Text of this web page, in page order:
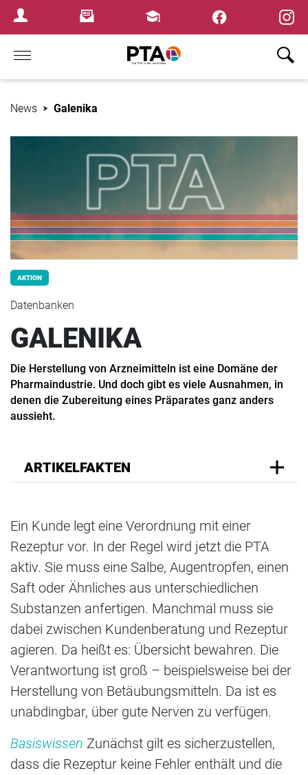
Login MenuNewsletterFortbildungen
Home
News Galenika
AKTION
Datenbanken
GALENIKA
Die Herstellung von Arzneimitteln ist eine Domäne der
Pharmaindustrie. Und doch gibt es viele Ausnahmen, in
denen die Zubereitung eines Präparates ganz anders
aussieht.
ARTIKELFAKTEN
Ein Kunde legt eine Verordnung mit einer
Rezeptur vor. In der Regel wird jetzt die PTA
aktiv. Sie muss eine Salbe, Augentropfen, einen
Saft oder Ähnliches aus unterschiedlichen
Substanzen anfertigen. Manchmal muss sie
dabei zwischen Kundenberatung und Rezeptur
agieren. Da heißt es: Übersicht bewahren. Die
Verantwortung ist groß – beispielsweise bei der
Herstellung von Betäubungsmitteln. Da ist es
unabdingbar, über gute Nerven zu verfügen.
Basiswissen Zunächst gilt es sicherzustellen,
dass die Rezeptur keine Fehler enthält und die
×